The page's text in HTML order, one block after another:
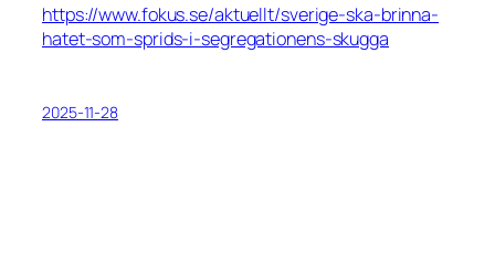
https://www.fokus.se/aktuellt/sverige-ska-brinna-
hatet-som-sprids-i-segregationens-skugga
2025-11-28